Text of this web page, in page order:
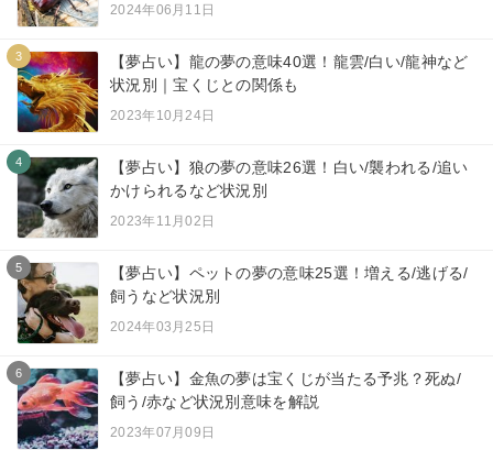
2024年06月11日
3
【夢占い】龍の夢の意味40選！龍雲/白い/龍神など
状況別｜宝くじとの関係も
2023年10月24日
4
【夢占い】狼の夢の意味26選！白い/襲われる/追い
かけられるなど状況別
2023年11月02日
5
【夢占い】ペットの夢の意味25選！増える/逃げる/
飼うなど状況別
2024年03月25日
6
【夢占い】金魚の夢は宝くじが当たる予兆？死ぬ/
飼う/赤など状況別意味を解説
2023年07月09日